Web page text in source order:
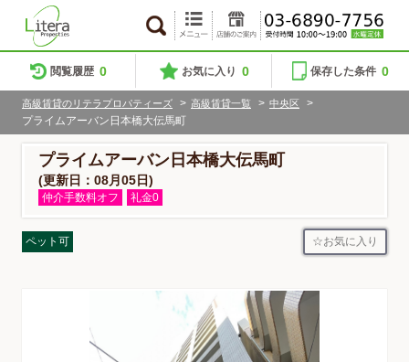
閲覧履歴 0 お気に入り 0 保存した条件 0
高級賃貸のリテラプロパティーズ > 高級賃貸一覧 > 中央区
>
プライムアーバン日本橋大伝馬町
プライムアーバン日本橋大伝馬町
(更新日：08月05日)
仲介手数料オフ 礼金0
ペット可 お気に入り